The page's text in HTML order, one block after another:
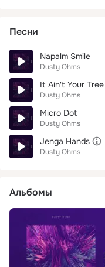
Песни
Napalm Smile
Dusty Ohms
It Ain't Your Tree
Dusty Ohms
Micro Dot
Dusty Ohms
Jenga Hands
Dusty Ohms
Альбомы